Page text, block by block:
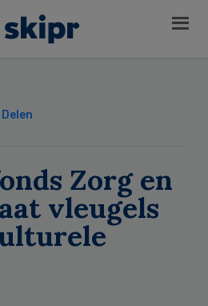
Delen
Zorg en
vleugels